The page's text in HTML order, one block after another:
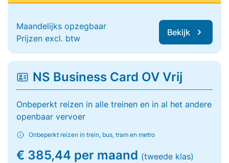
Maandelijks opzegbaar
Prijzen excl. btw
Bekijk
NS Business Card OV Vrij
Onbeperkt reizen in alle treinen en in al het andere
openbaar vervoer
Onbeperkt reizen in trein, bus, tram en metro
€ 385,44 per maand (tweede klas)